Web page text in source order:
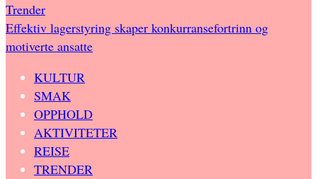
Trender
Effektiv lagerstyring skaper konkurransefortrinn og
motiverte ansatte
KULTUR
SMAK
OPPHOLD
AKTIVITETER
REISE
TRENDER